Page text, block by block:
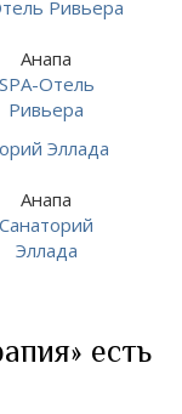
Анапа
SPA-Отель
Ривьера
Анапа
Санаторий
Эллада
есть